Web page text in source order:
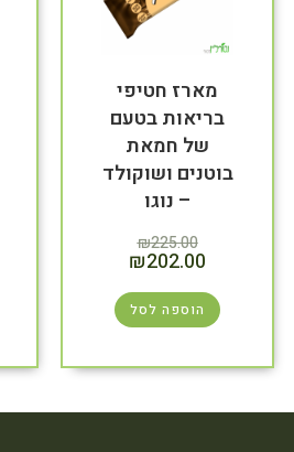
מארז חטיפי
בריאות בטעם
של חמאת
בוטנים ושוקולד
– נוגו
₪225.00
₪202.00
הוספה לסל